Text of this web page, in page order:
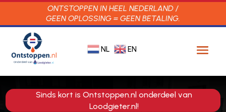
ONTSTOPPEN IN HEEL NEDERLAND /
GEEN OPLOSSING = GEEN BETALING.
NL EN
Sinds kort is Ontstoppen.nl onderdeel van
Loodgieter.nl!